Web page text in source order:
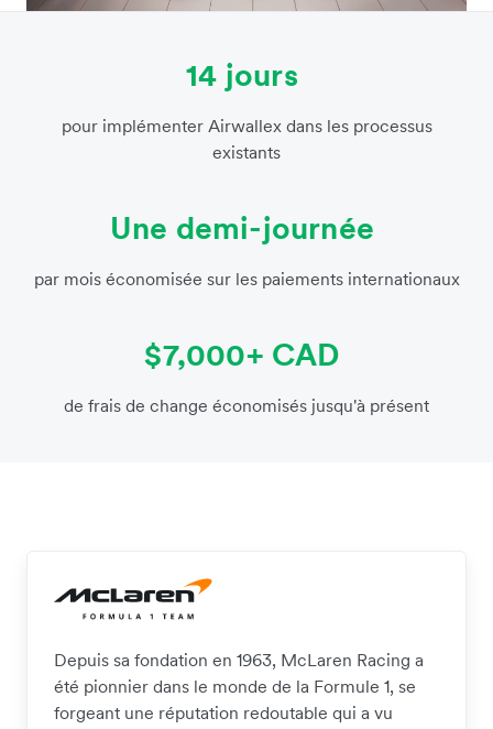
14 jours
pour implémenter Airwallex dans les processus
existants
Une demi-journée
par mois économisée sur les paiements internationaux
$7,000+ CAD
de frais de change économisés jusqu'à présent
Depuis sa fondation en 1963, McLaren Racing a
été pionnier dans le monde de la Formule 1, se
forgeant une réputation redoutable qui a vu